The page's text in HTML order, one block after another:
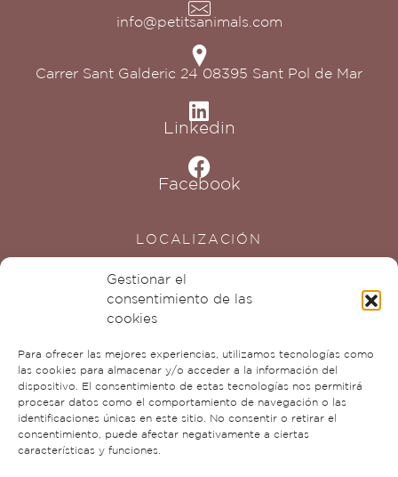
Gestionar el
consentimiento de las
cookies
Para ofrecer las mejores experiencias, utilizamos tecnologías como
las cookies para almacenar y/o acceder a la información del
dispositivo. El consentimiento de estas tecnologías nos permitirá
procesar datos como el comportamiento de navegación o las
identificaciones únicas en este sitio. No consentir o retirar el
consentimiento, puede afectar negativamente a ciertas
características y funciones.
info@petitsanimals.com
Carrer Sant Galderic 24 08395 Sant Pol de Mar
Linkedin
Facebook
LOCALIZACIÓN
Haz clic para aceptar cookies de
marketing y permitir este contenido